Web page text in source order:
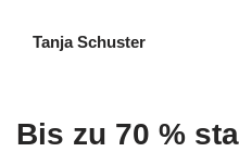
Tanja Schuster
Bis zu 70 %